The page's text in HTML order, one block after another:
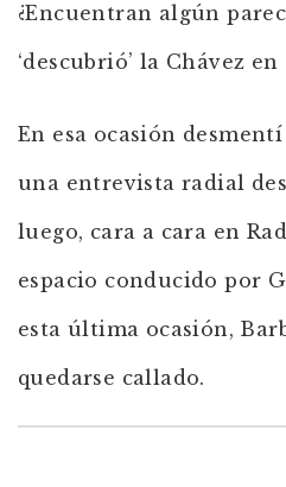
¿Encuentran algún
‘descubrió’ la Chávez en
En esa ocasión
una entrevista radial
luego, cara a cara en
espacio conducido por
esta última ocasión,
quedarse callado.